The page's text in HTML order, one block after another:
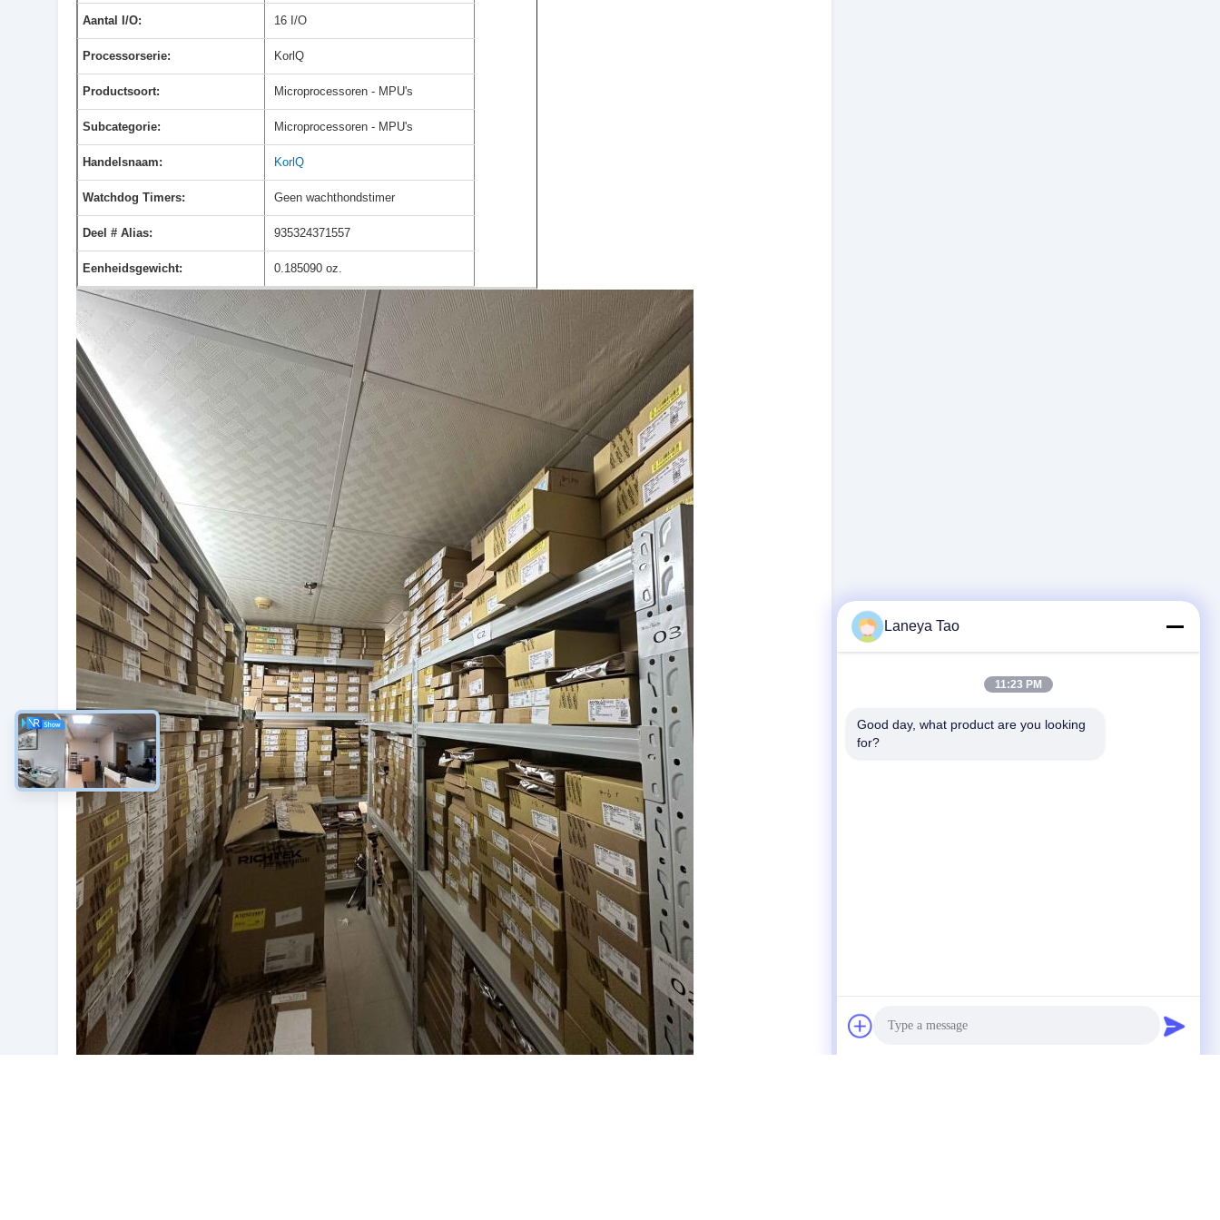
Aantal I/O: 16 I/O
Processorserie: KorlQ
Productsoort: Microprocessoren - MPU's
Subcategorie: Microprocessoren - MPU's
Handelsnaam: KorlQ
Watchdog Timers: Geen wachthondstimer
Deel # Alias: 935324371557
Eenheidsgewicht: 0.185090 oz.
Laneya Tao
11:23 PM
Good day, what product are you looking
for?